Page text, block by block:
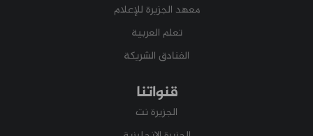
معهد الجزيرة للإعلام
تعلم العربية
الفنادق الشريكة
قنواتنا
الجزيرة نت